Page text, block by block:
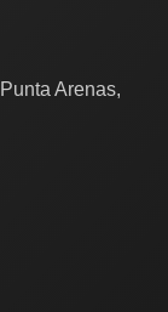
Arenas,